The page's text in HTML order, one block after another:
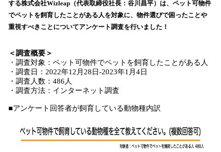
数
を
読
み
み
中
で
す
する株式会社Wizleap（代表取締役社長：谷川昌平）は、ペット可物件
でペットを飼育したことがある人を対象に、物件選びで困ったことや
重視すべきことについてアンケート調査を行いました！
＜調査概要＞
・調査対象：ペット可物件でペットを飼育したことがある人
・調査日：2022年12月28日-2023年1月4日
・調査人数：486人
・調査方法：インターネット調査
■アンケート回答者が飼育している動物種内訳